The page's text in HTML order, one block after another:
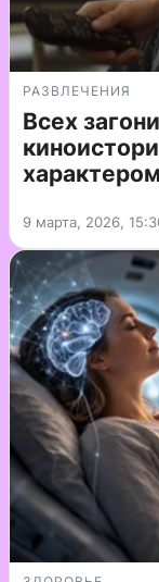
РАЗВЛЕЧЕНИЯ
Всех
характером
9 марта, 2026,